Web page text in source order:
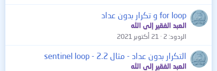
for loop و تكرار بدون عداد
العبد الفقير إلى الله
الردود 2 21 أكتوبر 2021
التكرار بدون عداد - مثال 2.2 - sentinel loop
العبد الفقير إلى الله